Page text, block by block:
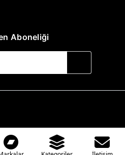
Aboneliği